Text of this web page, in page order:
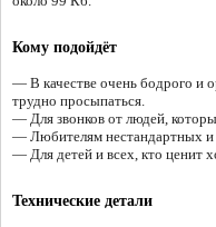
Кому подойдёт
— В качестве очень бодрого и
трудно просыпаться.
— Для звонков от людей,
— Любителям нестандартных и
— Для детей и всех, кто ценит
Технические детали